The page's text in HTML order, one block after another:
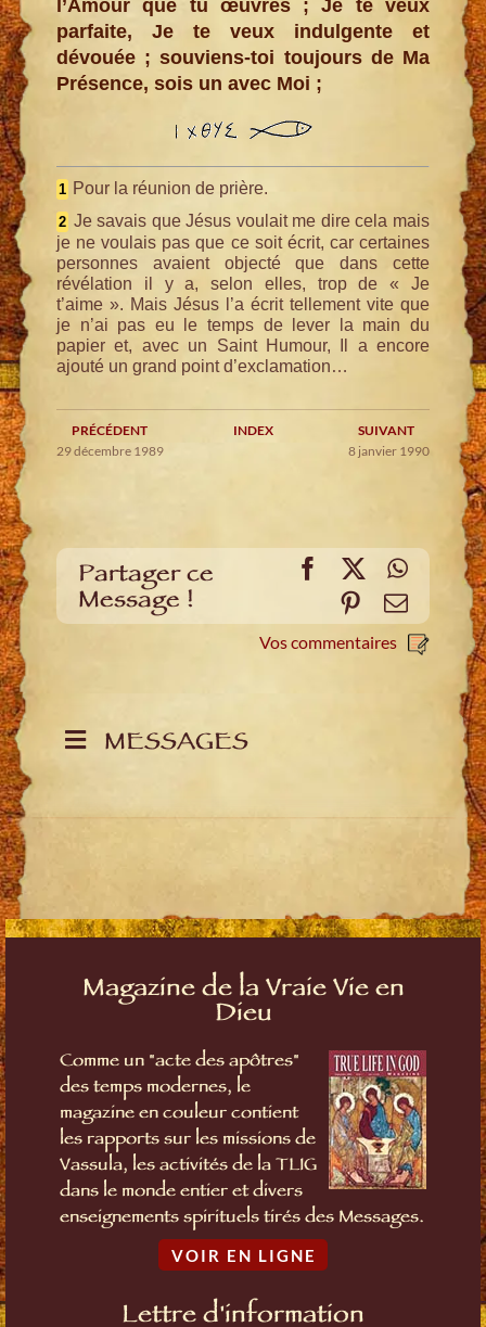
l’Amour que tu œuvres ; Je te veux
parfaite, Je te veux indulgente et
dévouée ; souviens-toi toujours de Ma
Présence, sois un avec Moi ;
1 Pour la réunion de prière.
2 Je savais que Jésus voulait me dire cela mais
je ne voulais pas que ce soit écrit, car certaines
personnes avaient objecté que dans cette
révélation il y a, selon elles, trop de « Je
t’aime ». Mais Jésus l’a écrit tellement vite que
je n’ai pas eu le temps de lever la main du
papier et, avec un Saint Humour, Il a encore
ajouté un grand point d’exclamation…
PRÉCÉDENT INDEX
SUIVANT
29 décembre 1989
8 janvier 1990
Partager ce
Message !
Facebook
X
Pinterest
E-
mail
Vos commentaires
MESSAGES
Magazine de la Vraie Vie en
Dieu
Comme un "acte des apôtres"
des temps modernes, le
magazine en couleur contient
les rapports sur les missions de
Vassula, les activités de la TLIG
dans le monde entier et divers
enseignements spirituels tirés des Messages.
VOIR EN LIGNE
Lettre d'information